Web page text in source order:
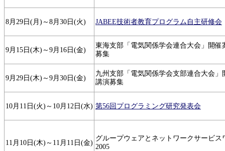
8月29日(月)～8月30日(火) JABEE技術者教育プログラム自主研修会
9月15日(木)～9月16日(金)
東海支部「電気関係学会連合大会」開催
募集
9月29日(木)～9月30日(金)
九州支部「電気関係学会支部連合大会」
講演募集
10月11日(火)～10月12日(水) 第56回プログラミング研究発表会
11月10日(木)～11月11日(金)
グループウェアとネットワークサービス
2005